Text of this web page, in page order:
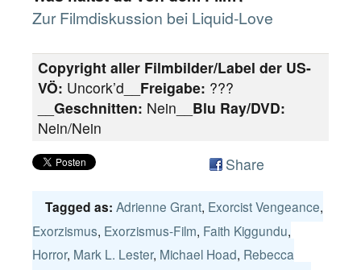
Zur Filmdiskussion bei Liquid-Love
Copyright aller Filmbilder/Label der US-
VÖ: Uncork’d__ Freigabe: ???
Geschnitten: Nein__ Blu Ray/DVD:
Nein/Nein
Share
Tagged as: Adrienne Grant, Exorcist Vengeance,
Exorzismus, Exorzismus-Film, Faith Kiggundu,
Horror, Mark L. Lester, Michael Hoad, Rebecca